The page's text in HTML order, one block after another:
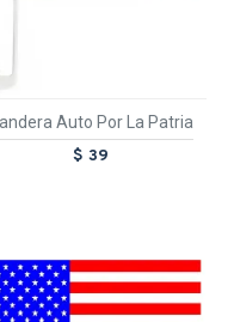
Auto Por La Patria
$ 39